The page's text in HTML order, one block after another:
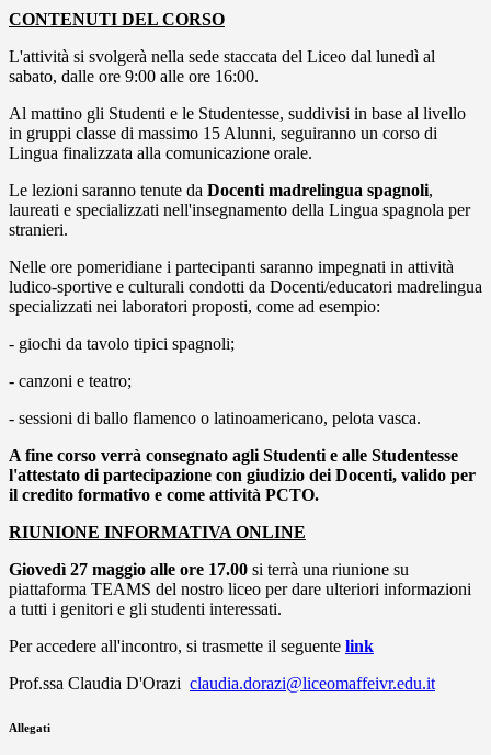
CONTENUTI DEL CORSO
L'attività si svolgerà nella sede staccata del Liceo dal lunedì al
sabato, dalle ore 9:00 alle ore 16:00.
Al mattino gli Studenti e le Studentesse, suddivisi in base al livello
in gruppi classe di massimo 15 Alunni, seguiranno un corso di
Lingua finalizzata alla comunicazione orale.
Le lezioni saranno tenute da Docenti madrelingua spagnoli,
laureati e specializzati nell'insegnamento della Lingua spagnola per
stranieri.
Nelle ore pomeridiane i partecipanti saranno impegnati in attività
ludico-sportive e culturali condotti da Docenti/educatori madrelingua
specializzati nei laboratori proposti, come ad esempio:
- giochi da tavolo tipici spagnoli;
- canzoni e teatro;
- sessioni di ballo flamenco o latinoamericano, pelota vasca.
A fine corso verrà consegnato agli Studenti e alle Studentesse
l'attestato di partecipazione con giudizio dei Docenti, valido per
il credito formativo e come attività PCTO.
RIUNIONE INFORMATIVA ONLINE
Giovedì 27 maggio alle ore 17.00 si terrà una riunione su
piattaforma TEAMS del nostro liceo per dare ulteriori informazioni
a tutti i genitori e gli studenti interessati.
Per accedere all'incontro, si trasmette il seguente link
Prof.ssa Claudia D'Orazi claudia.dorazi@liceomaffeivr.edu.it
Allegati